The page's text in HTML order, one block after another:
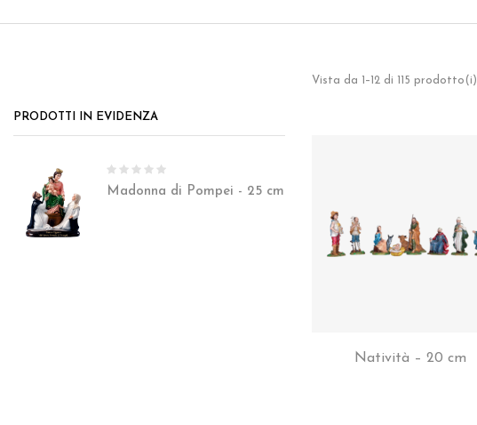
PRODOTTI IN EVIDENZA
Madonna di Pompei - 25 cm
Vista da 1–12 di 115 prodotto(i)
Natività – 20 cm